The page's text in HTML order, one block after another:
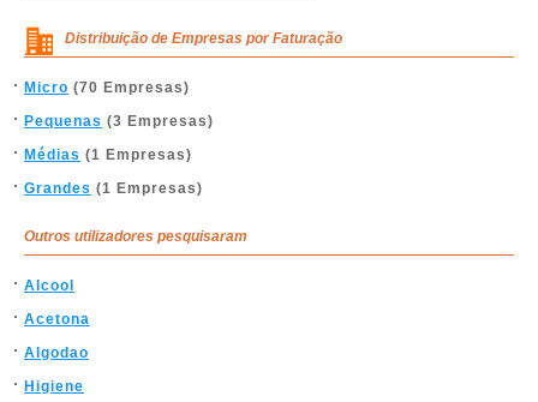
Distribuição de Empresas por Faturação
Micro (70 Empresas)
Pequenas (3 Empresas)
Médias (1 Empresas)
Grandes (1 Empresas)
Outros utilizadores pesquisaram
Alcool
Acetona
Algodao
Higiene